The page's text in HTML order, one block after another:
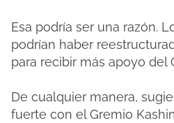
Esa podría ser una razón.
podrían haber
para recibir más apoyo del
De cualquier manera,
fuerte con el Gremio